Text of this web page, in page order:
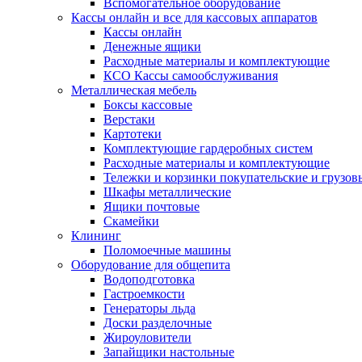
Вспомогательное оборудование
Кассы онлайн и все для кассовых аппаратов
Кассы онлайн
Денежные ящики
Расходные материалы и комплектующие
КСО Кассы самообслуживания
Металлическая мебель
Боксы кассовые
Верстаки
Картотеки
Комплектующие гардеробных систем
Расходные материалы и комплектующие
Тележки и корзинки покупательские и
Шкафы металлические
Ящики почтовые
Скамейки
Клининг
Поломоечные машины
Оборудование для общепита
Водоподготовка
Гастроемкости
Генераторы льда
Доски разделочные
Жироуловители
Запайщики настольные